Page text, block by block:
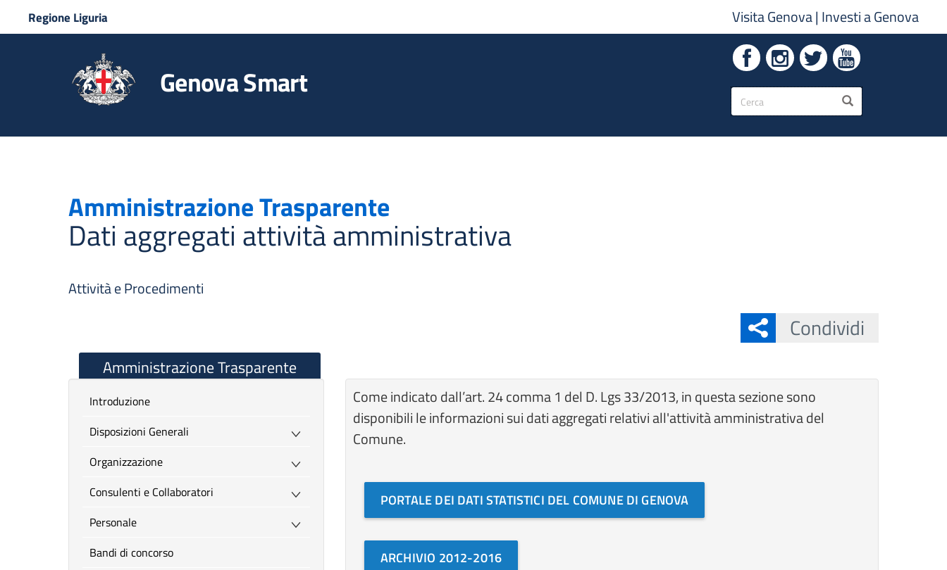
Regione Liguria Visita Genova| Investi a Genova
Genova Smart
Form
di
ricerca
CERCA
Amministrazione Trasparente
Dati aggregati attività amministrativa
Attività e Procedimenti
Condividi
Amministrazione Trasparente
Come indicato dall’art. 24 comma 1 del D. Lgs 33/2013, in questa sezione sono
disponibili le informazioni sui dati aggregati relativi all'attività amministrativa del
Comune.
PORTALE DEI DATI STATISTICI DEL COMUNE DI GENOVA
ARCHIVIO 2012-2016
introduzione
Disposizioni Generali
Organizzazione
Consulenti e Collaboratori
Personale
Bandi di concorso